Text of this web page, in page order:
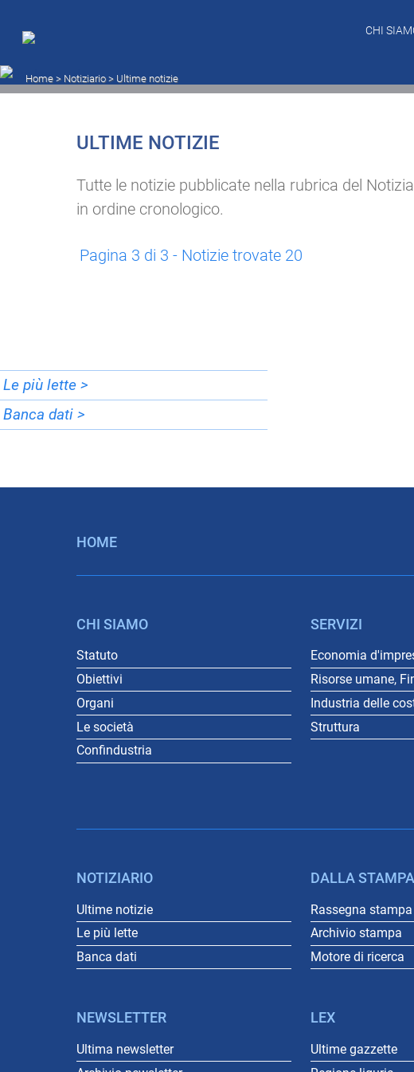
CHI
Home > Notiziario > Ultime notizie
ULTIME NOTIZIE
Tutte le notizie pubblicate nella rubrica del
in ordine cronologico.
Pagina 3 di 3 - Notizie trovate 20
Le più lette >
Banca dati >
HOME
CHI SIAMO
Statuto
Obiettivi
Organi
Le società
Confindustria
SERVIZI
Economia
Risorse umane,
Industria delle
Struttura
NOTIZIARIO
Ultime notizie
Le più lette
Banca dati
NEWSLETTER
Ultima newsletter
DALLA STAMPA
Rassegna stampa
Archivio stampa
Motore di ricerca
LEX
Ultime gazzette